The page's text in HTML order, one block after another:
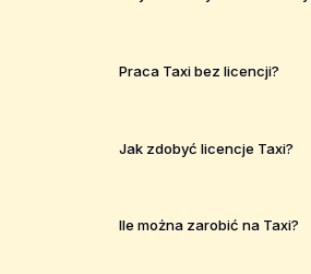
Praca Taxi bez licencji?
Jak zdobyć licencje Taxi?
Ile można zarobić na Taxi?